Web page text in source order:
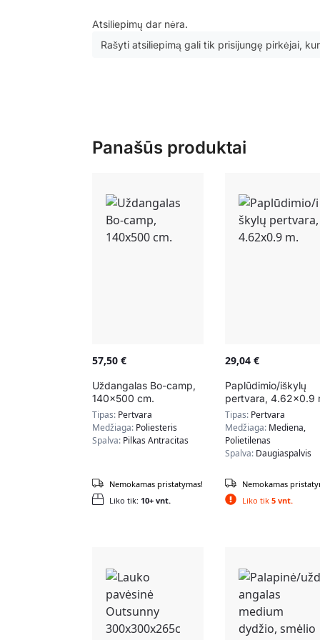
Atsiliepimų dar nėra.
Rašyti atsiliepimą gali tik prisijungę pirkėjai,
Panašūs produktai
57,50 €
Uždangalas Bo-camp,
140×500 cm.
Tipas: Pertvara
Medžiaga: Poliesteris
Spalva: Pilkas Antracitas
Liko tik: 10+ vnt.
Nemokamas pristatymas!
29,04 €
Paplūdimio/iškylų
pertvara, 4.62×0.9
Tipas: Pertvara
Medžiaga: Mediena,
Polietilenas
Spalva: Daugiaspalvis
Liko tik 5 vnt.
Nemokamas